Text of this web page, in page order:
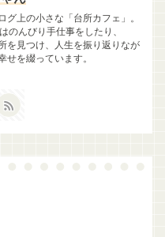
上の小さな「台所カフェ」。
のんびり手仕事をしたり、
を見つけ、人生を振り返りなが
せを綴っています。